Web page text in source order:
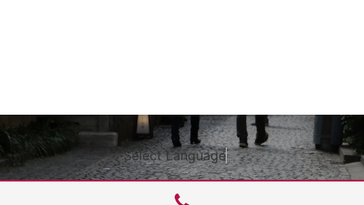
Select Language▼